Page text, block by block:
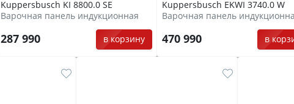
Kuppersbusch KI 8800.0 SE
Варочная панель индукционная
287 990 в корзину
Kuppersbusch EKWI 3740.0 W
Варочная панель
470 990 в